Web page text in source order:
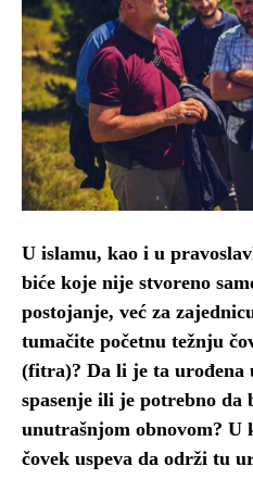
U islamu, kao i u
biće koje nije stvoreno
postojanje, već za
tumačite početnu težnju
(fitra)? Da li je ta urođena
spasenje ili je potrebno da
unutrašnjom obnovom? U
čovek uspeva da održi tu